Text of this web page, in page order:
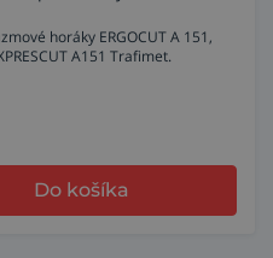
horáky ERGOCUT A 151,
A151 Trafimet.
Do košíka